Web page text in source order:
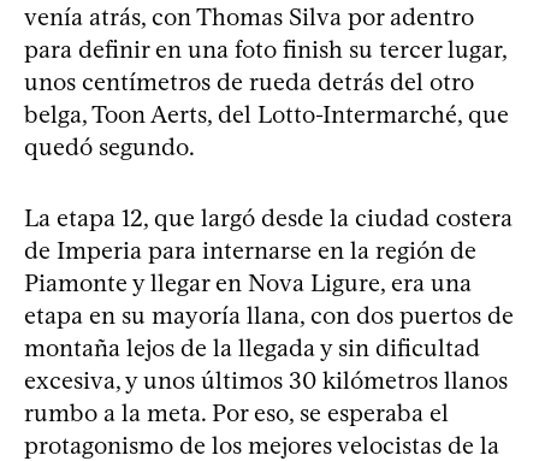
venía atrás, con Thomas Silva por adentro
para definir en una foto finish su tercer lugar,
unos centímetros de rueda detrás del otro
belga, Toon Aerts, del Lotto-Intermarché, que
quedó segundo.
La etapa 12, que largó desde la ciudad costera
de Imperia para internarse en la región de
Piamonte y llegar en Nova Ligure, era una
etapa en su mayoría llana, con dos puertos de
montaña lejos de la llegada y sin dificultad
excesiva, y unos últimos 30 kilómetros llanos
rumbo a la meta. Por eso, se esperaba el
protagonismo de los mejores velocistas de la